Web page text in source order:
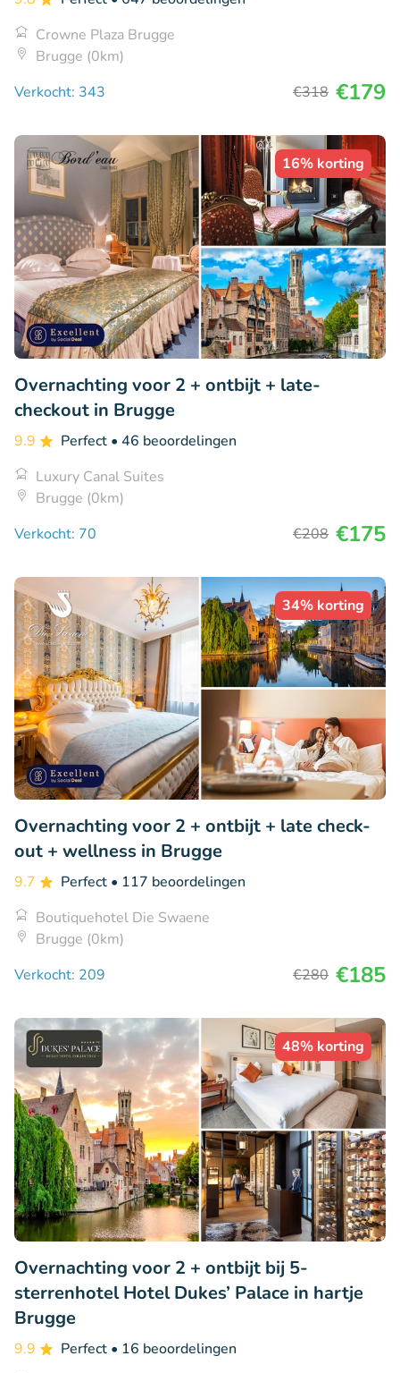
Crowne Plaza Brugge
Brugge (0km)
Verkocht: 343
€318 €179
16% korting
Overnachting voor 2 + ontbijt + late-
checkout in Brugge
9.9 Perfect • 46 beoordelingen
Luxury Canal Suites
Brugge (0km)
Verkocht: 70
€208 €175
34% korting
Overnachting voor 2 + ontbijt + late check-
out + wellness in Brugge
9.7 Perfect • 117 beoordelingen
Boutiquehotel Die Swaene
Brugge (0km)
Verkocht: 209
€280 €185
48% korting
Overnachting voor 2 + ontbijt bij 5-
sterrenhotel Hotel Dukes’ Palace in hartje
Brugge
9.9 Perfect • 16 beoordelingen